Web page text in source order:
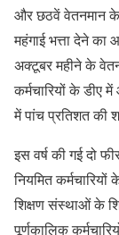
और छठवें वेतनमान के
महंगाई भत्ता देने
अक्टूबर महीने के
कर्मचारियों के डीए
में पांच प्रतिशत की
इस वर्ष की गई दो
नियमित
शिक्षण संस्थाओं के
पूर्णकालिक